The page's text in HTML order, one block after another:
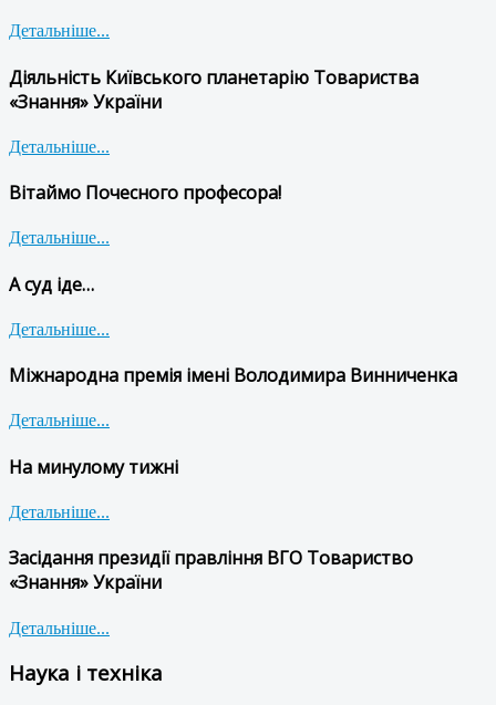
Детальніше...
Діяльність Київського планетарію Товариства
«Знання» України
Детальніше...
Вітаймо Почесного професора!
Детальніше...
А суд іде…
Детальніше...
Міжнародна премія імені Володимира Винниченка
Детальніше...
На минулому тижні
Детальніше...
Засідання президії правління ВГО Товариство
«Знання» України
Детальніше...
Наука і техніка